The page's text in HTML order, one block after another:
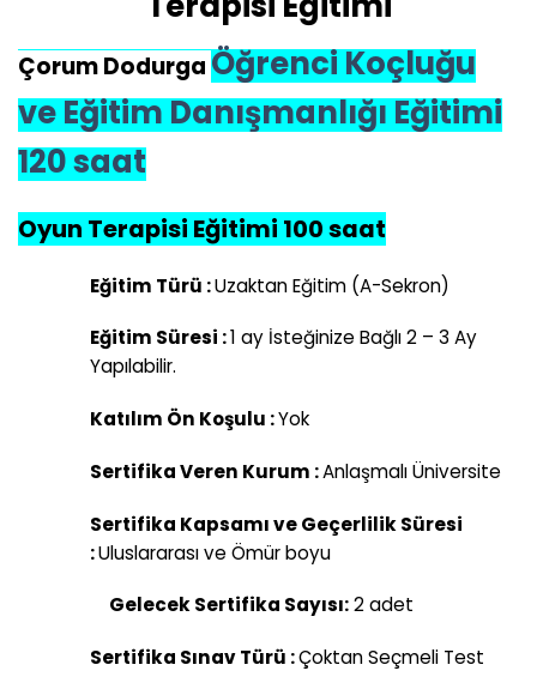
Çorum DodurgaÖğrenci Koçluğu
ve Eğitim Danışmanlığı Eğitimi
120 saat
Oyun Terapisi Eğitimi 100 saat
Eğitim Türü :Uzaktan Eğitim (A-Sekron)
Eğitim Süresi :1 ay İsteğinize Bağlı 2 – 3 Ay
Yapılabilir.
Katılım Ön Koşulu :Yok
Sertifika Veren Kurum :Anlaşmalı Üniversite
Sertifika Kapsamı ve Geçerlilik Süresi
:Uluslararası ve Ömür boyu
Gelecek Sertifika Sayısı:2 adet
Sertifika Sınav Türü :Çoktan Seçmeli Test